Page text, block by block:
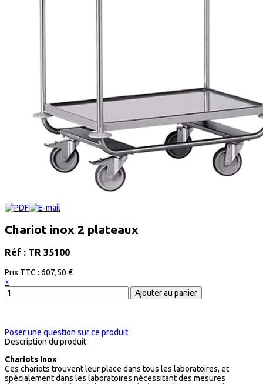
Chariot inox 2 plateaux
Réf : TR 35100
Prix ​​TTC : 607,50 €
×
Poser une question sur ce produit
Description du produit
Chariots Inox
Ces chariots trouvent leur place dans tous les laboratoires, et
spécialement dans les laboratoires nécessitant des mesures